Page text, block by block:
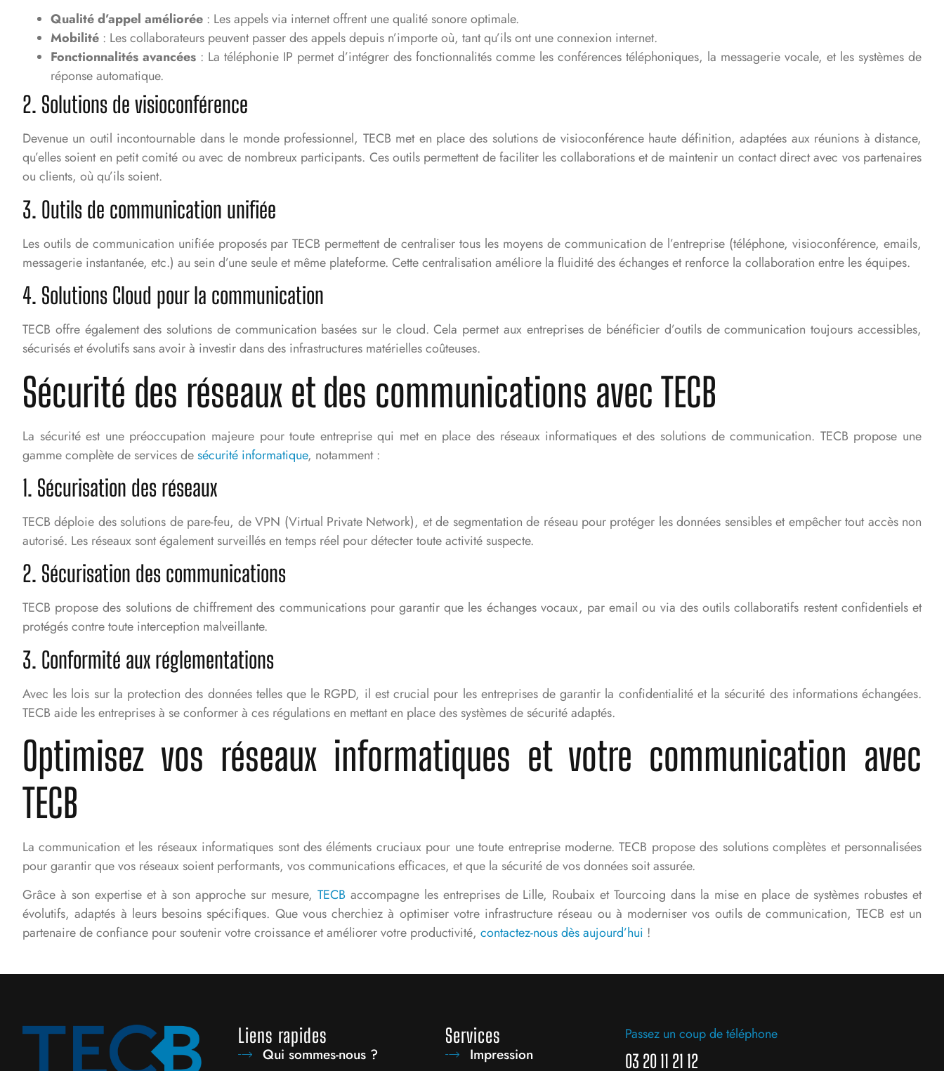
Qualité d’appel améliorée : Les appels via internet offrent une qualité sonore optimale.
Mobilité : Les collaborateurs peuvent passer des appels depuis n’importe où, tant qu’ils ont une connexion internet.
Fonctionnalités avancées : La téléphonie IP permet d’intégrer des fonctionnalités comme les conférences téléphoniques, la messagerie vocale, et les systèmes de
réponse automatique.
2. Solutions de visioconférence
Devenue un outil incontournable dans le monde professionnel, TECB met en place des solutions de visioconférence haute définition, adaptées aux réunions à distance,
qu’elles soient en petit comité ou avec de nombreux participants. Ces outils permettent de faciliter les collaborations et de maintenir un contact direct avec vos partenaires
ou clients, où qu’ils soient.
3. Outils de communication unifiée
Les outils de communication unifiée proposés par TECB permettent de centraliser tous les moyens de communication de l’entreprise (téléphone, visioconférence, emails,
messagerie instantanée, etc.) au sein d’une seule et même plateforme. Cette centralisation améliore la fluidité des échanges et renforce la collaboration entre les équipes.
4. Solutions Cloud pour la communication
TECB offre également des solutions de communication basées sur le cloud. Cela permet aux entreprises de bénéficier d’outils de communication toujours accessibles,
sécurisés et évolutifs sans avoir à investir dans des infrastructures matérielles coûteuses.
Sécurité des réseaux et des communications avec TECB
La sécurité est une préoccupation majeure pour toute entreprise qui met en place des réseaux informatiques et des solutions de communication. TECB propose une
gamme complète de services desécurité informatique, notamment :
1. Sécurisation des réseaux
TECB déploie des solutions de pare-feu, de VPN (Virtual Private Network), et de segmentation de réseau pour protéger les données sensibles et empêcher tout accès non
autorisé. Les réseaux sont également surveillés en temps réel pour détecter toute activité suspecte.
2. Sécurisation des communications
TECB propose des solutions de chiffrement des communications pour garantir que les échanges vocaux, par email ou via des outils collaboratifs restent confidentiels et
protégés contre toute interception malveillante.
3. Conformité aux réglementations
Avec les lois sur la protection des données telles que le RGPD, il est crucial pour les entreprises de garantir la confidentialité et la sécurité des informations échangées.
TECB aide les entreprises à se conformer à ces régulations en mettant en place des systèmes de sécurité adaptés.
Optimisez vos réseaux informatiques et votre communication avec
TECB
La communication et les réseaux informatiques sont des éléments cruciaux pour une toute entreprise moderne. TECB propose des solutions complètes et personnalisées
pour garantir que vos réseaux soient performants, vos communications efficaces, et que la sécurité de vos données soit assurée.
Grâce à son expertise et à son approche sur mesure, TECBaccompagne les entreprises de Lille, Roubaix et Tourcoingdans la mise en place de systèmes robustes et
évolutifs, adaptés à leurs besoins spécifiques. Que vous cherchiez à optimiser votre infrastructure réseau ou à moderniser vos outils de communication, TECB est un
partenaire de confiance pour soutenir votre croissance et améliorer votre productivité, contactez-nous dès aujourd’hui !
Liens rapides
Qui sommes-nous ?
Services
Impression
Passez un coup de téléphone
03 20 11 21 12